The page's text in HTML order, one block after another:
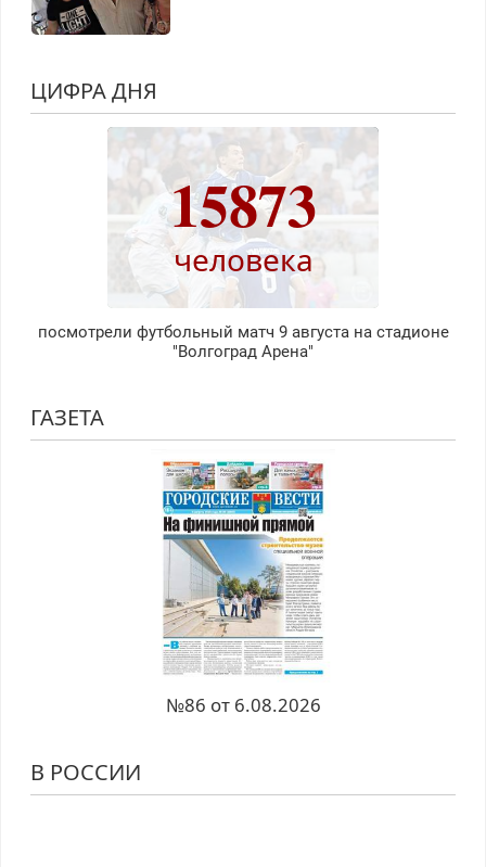
ЦИФРА ДНЯ
15873
человека
посмотрели футбольный матч 9 августа на стадионе
"Волгоград Арена"
ГАЗЕТА
№86 от 6.08.2026
В РОССИИ